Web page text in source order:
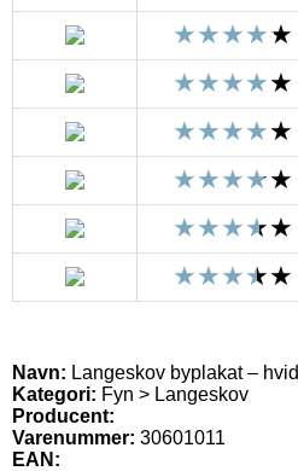
Navn: Langeskov byplakat – hvid
Kategori: Fyn > Langeskov
Producent:
Varenummer: 30601011
EAN: